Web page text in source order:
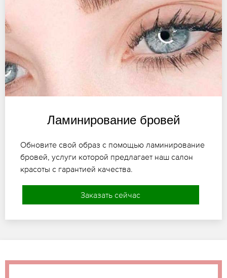
Ламинирование бровей
Обновите свой образ с помощью ламинирование
бровей, услуги которой предлагает наш салон
красоты с гарантией качества.
Заказать сейчас